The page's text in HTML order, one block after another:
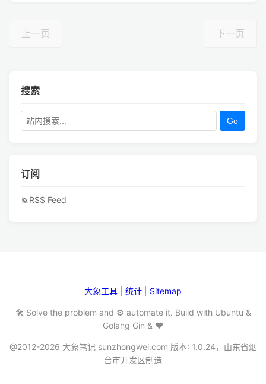
上一页 下一页
搜索
Go
订阅
RSS Feed
大象工具 统计 Sitemap
🛠️ Solve the problem and ⚙️ automate it. Build with Ubuntu &
Golang Gin & ❤️
@2012-2026 大象笔记 sunzhongwei.com 版本: 1.0.24，山东省烟
台市开发区制造